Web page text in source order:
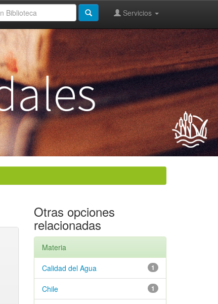
Servicios
Otras opciones
relacionadas
Materia
1
Calidad del Agua
1
Chile